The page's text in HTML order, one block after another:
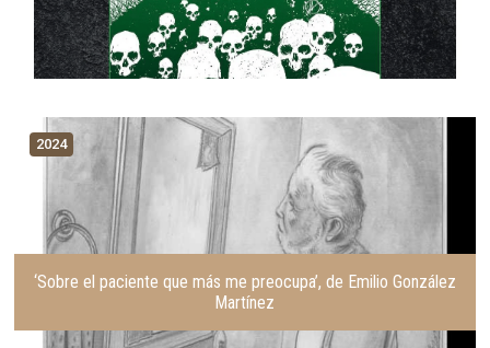
2024
‘Sobre el paciente que más me preocupa’, de Emilio González
Martínez